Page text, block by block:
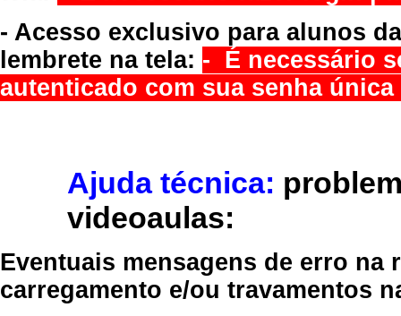
- Acesso exclusivo para alunos
lembrete na tela: - É necessário
autenticado com sua senha
Ajuda técnica:
videoaulas:
Eventuais mensagens de erro
carregamento e/ou travamentos